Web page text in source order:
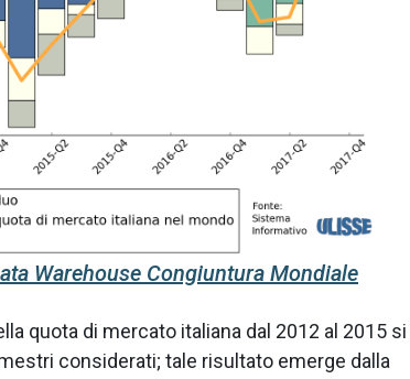
Warehouse Congiuntura Mondiale
quota di mercato italiana dal 2012 al 2015 si
considerati; tale risultato emerge dalla